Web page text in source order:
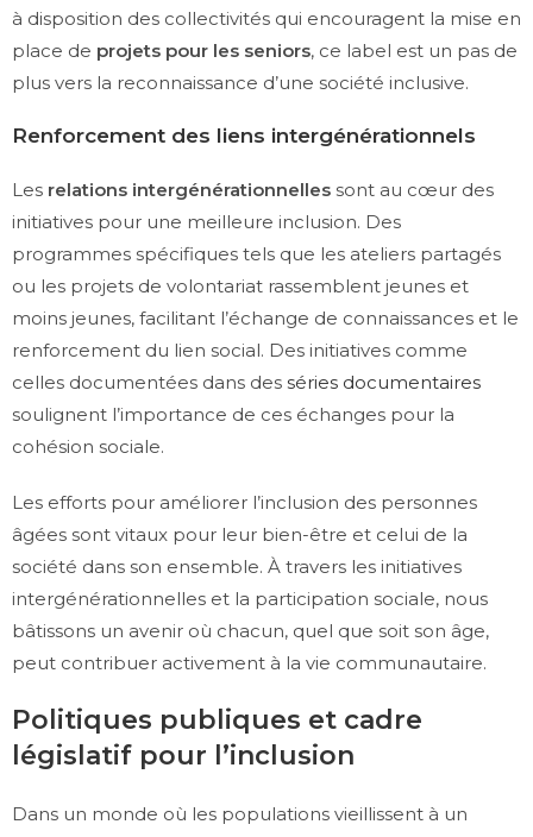
à disposition des collectivités qui encouragent la mise en
place de projets pour les seniors, ce label est un pas de
plus vers la reconnaissance d’une société inclusive.
Renforcement des liens intergénérationnels
Les relations intergénérationnelles sont au cœur des
initiatives pour une meilleure inclusion. Des
programmes spécifiques tels que les ateliers partagés
ou les projets de volontariat rassemblent jeunes et
moins jeunes, facilitant l’échange de connaissances et le
renforcement du lien social. Des initiatives comme
celles documentées dans des séries documentaires
soulignent l’importance de ces échanges pour la
cohésion sociale.
Les efforts pour améliorer l’inclusion des personnes
âgées sont vitaux pour leur bien-être et celui de la
société dans son ensemble. À travers les initiatives
intergénérationnelles et la participation sociale, nous
bâtissons un avenir où chacun, quel que soit son âge,
peut contribuer activement à la vie communautaire.
Politiques publiques et cadre
législatif pour l’inclusion
Dans un monde où les populations vieillissent à un